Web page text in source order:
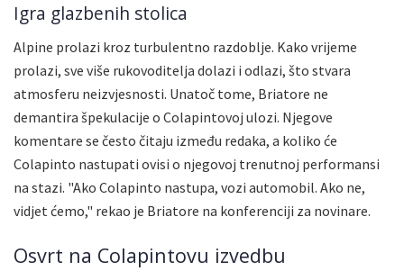
Igra glazbenih stolica
Alpine prolazi kroz turbulentno razdoblje. Kako vrijeme
prolazi, sve više rukovoditelja dolazi i odlazi, što stvara
atmosferu neizvjesnosti. Unatoč tome, Briatore ne
demantira špekulacije o Colapintovoj ulozi. Njegove
komentare se često čitaju između redaka, a koliko će
Colapinto nastupati ovisi o njegovoj trenutnoj performansi
na stazi. "Ako Colapinto nastupa, vozi automobil. Ako ne,
vidjet ćemo," rekao je Briatore na konferenciji za novinare.
Osvrt na Colapintovu izvedbu